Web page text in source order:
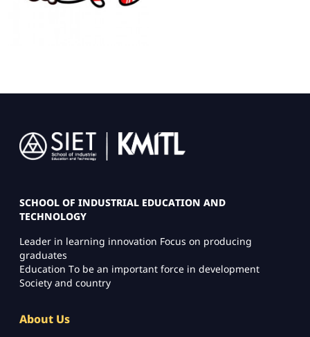
Image
SCHOOL OF INDUSTRIAL EDUCATION AND
TECHNOLOGY
Leader in learning innovation Focus on producing
graduates
Education To be an important force in development
Society and country
About Us